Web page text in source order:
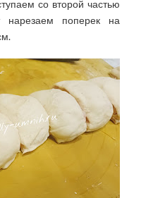
со второй частью
нарезаем поперек на